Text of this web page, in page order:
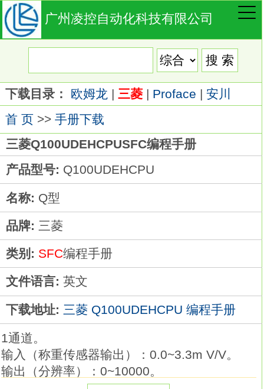
广州凌控自动化科技有限公司
下载目录： 欧姆龙 | 三菱| Proface | 安川
首 页>> 手册下载
三菱Q100UDEHCPUSFC编程手册
产品型号: Q100UDEHCPU
名称: Q型
品牌: 三菱
类别: SFC编程手册
文件语言: 英文
下载地址: 三菱 Q100UDEHCPU 编程手册
1通道。
输入（称重传感器输出）：0.0~3.3m V/V。
输出（分辨率）：0~10000。